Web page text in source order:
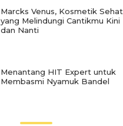
Marcks Venus, Kosmetik Sehat
yang Melindungi Cantikmu Kini
dan Nanti
Menantang HIT Expert untuk
Membasmi Nyamuk Bandel